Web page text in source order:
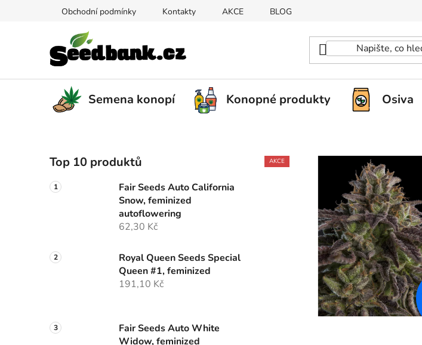
Obchodní podmínky Kontakty AKCE BLOG
Semena konopí Konopné produkty Osiva
o
s
t
n
n
e
Top 10 produktů
Fair Seeds Auto California
Snow, feminized
autoflowering
62,30 Kč
Royal Queen Seeds Special
Queen #1, feminized
191,10 Kč
Fair Seeds Auto White
Widow, feminized
AKCE